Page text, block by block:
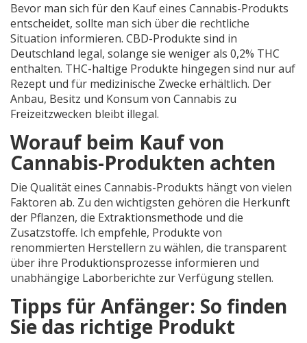
Bevor man sich für den Kauf eines Cannabis-Produkts
entscheidet, sollte man sich über die rechtliche
Situation informieren. CBD-Produkte sind in
Deutschland legal, solange sie weniger als 0,2% THC
enthalten. THC-haltige Produkte hingegen sind nur auf
Rezept und für medizinische Zwecke erhältlich. Der
Anbau, Besitz und Konsum von Cannabis zu
Freizeitzwecken bleibt illegal.
Worauf beim Kauf von
Cannabis-Produkten achten
Die Qualität eines Cannabis-Produkts hängt von vielen
Faktoren ab. Zu den wichtigsten gehören die Herkunft
der Pflanzen, die Extraktionsmethode und die
Zusatzstoffe. Ich empfehle, Produkte von
renommierten Herstellern zu wählen, die transparent
über ihre Produktionsprozesse informieren und
unabhängige Laborberichte zur Verfügung stellen.
Tipps für Anfänger: So finden
Sie das richtige Produkt